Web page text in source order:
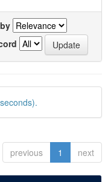
previous 1 next